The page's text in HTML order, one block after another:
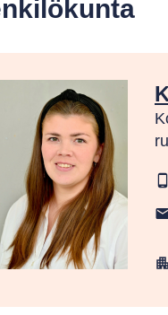
phone_android
apartment